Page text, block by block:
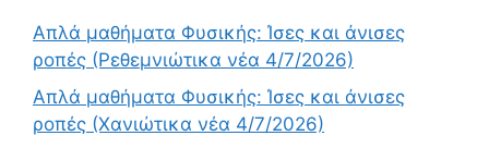
Απλά μαθήματα Φυσικής: Ίσες και άνισες
ροπές (Ρεθεμνιώτικα νέα 4/7/2026)
Απλά μαθήματα Φυσικής: Ίσες και άνισες
ροπές (Χανιώτικα νέα 4/7/2026)